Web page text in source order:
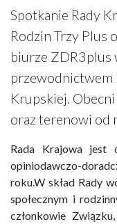
Spotkanie Rady
Rodzin Trzy Plus
biurze ZDR3plus
przewodnictwem
Krupskiej.
oraz terenowi od
Rada Krajowa jest
opiniodawczo-
roku.W skład Rady
społecznym i
członkowie